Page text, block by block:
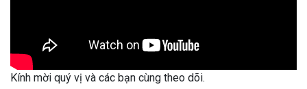
Kính mời quý vị và các bạn cùng theo dõi.